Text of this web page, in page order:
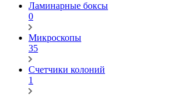
Ламинарные боксы
0
Микроскопы
35
Счетчики колоний
1